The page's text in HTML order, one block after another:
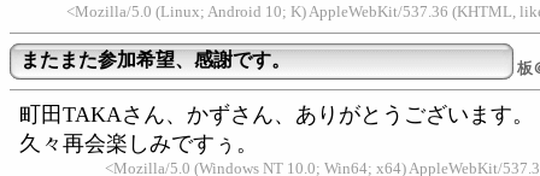
<Mozilla/5.0 (Linux; Android 10; K) AppleWebKit/537.36 (KHTML,
またまた参加希望、感謝です。 板
町田TAKAさん、かずさん、ありがとうございます。
久々再会楽しみですぅ。
<Mozilla/5.0 (Windows NT 10.0; Win64; x64) AppleWebKit/